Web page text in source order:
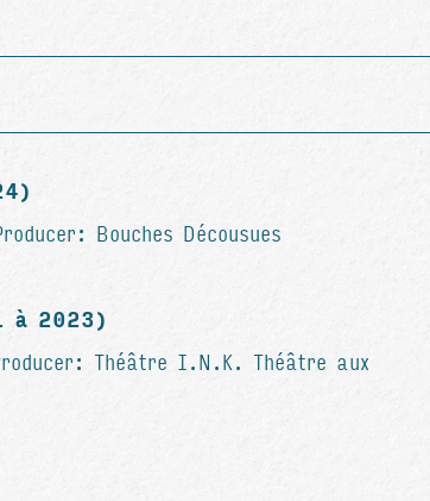
Bouches Décousues
à 2023)
Théâtre I.N.K. Théâtre aux